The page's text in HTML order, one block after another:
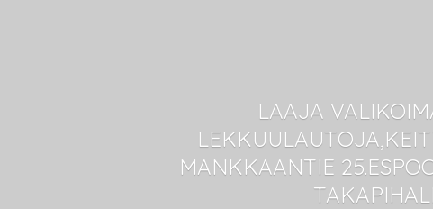
LAAJA
MANKKAANTIE